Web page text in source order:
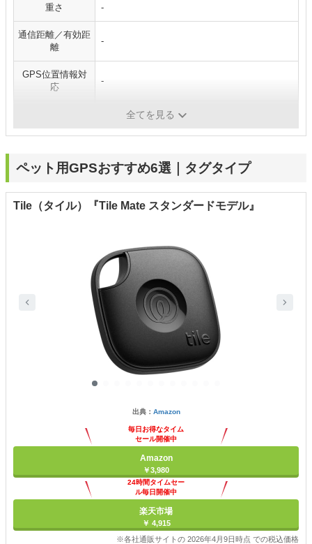
重さ -
通信距離／有効距
離
-
GPS位置情報対
応
-
全てを見る
ペット用GPSおすすめ6選｜タグタイプ
Tile（タイル）『Tile Mate スタンダードモデル』
出典： Amazon
毎日お得なタイム
セール開催中
Amazon
￥3,980
24時間タイムセー
ル毎日開催中
楽天市場
￥ 4,915
※各社通販サイトの 2026年4月9日時点 での税込価格